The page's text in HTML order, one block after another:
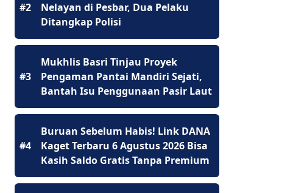
#2
Nelayan di Pesbar, Dua Pelaku
Ditangkap Polisi
#3
Mukhlis Basri Tinjau Proyek
Pengaman Pantai Mandiri Sejati,
Bantah Isu Penggunaan Pasir Laut
#4
Buruan Sebelum Habis! Link DANA
Kaget Terbaru 6 Agustus 2026 Bisa
Kasih Saldo Gratis Tanpa Premium